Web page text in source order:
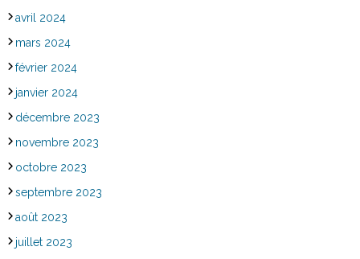
avril 2024
mars 2024
février 2024
janvier 2024
décembre 2023
novembre 2023
octobre 2023
septembre 2023
août 2023
juillet 2023